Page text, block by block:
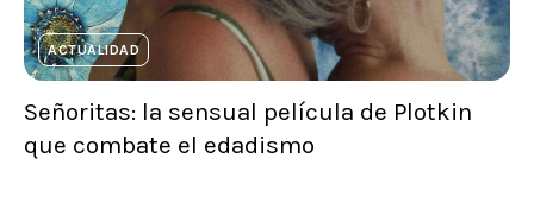
ACTUALIDAD
Señoritas: la sensual película de Plotkin
que combate el edadismo